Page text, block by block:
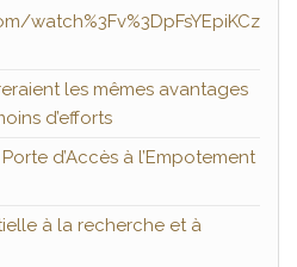
watch%3Fv%3DpFsYEpiKCz
les mêmes avantages
d’efforts
d’Accès à l’Empotement
à la recherche et à